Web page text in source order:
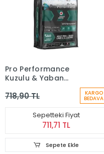
Pro Performance
Kuzulu & Yaban
Yetişkin Köpek Maması
718,90 TL KARGO
BEDAVA
Sepetteki Fiyat
711,71 TL
Sepete Ekle